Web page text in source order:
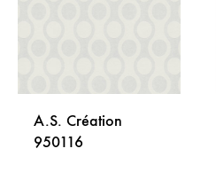
A.S. Création
950116